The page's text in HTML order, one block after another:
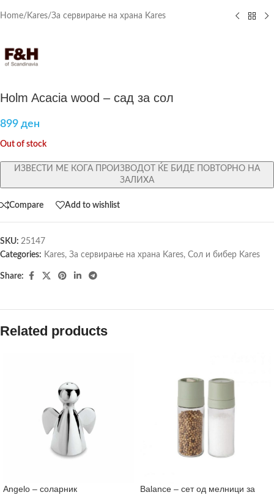
Home/ Kares/За сервирање на храна Kares
Holm Acacia wood – сад за сол
899 ден
Out of stock
ИЗВЕСТИ МЕ КОГА ПРОИЗВОДОТ ЌЕ БИДЕ ПОВТОРНО НА
ЗАЛИХА
Compare Add to wishlist
SKU: 25147
Categories: Kares, За сервирање на храна Kares, Сол и бибер Kares
Share:
Related products
Angelo – соларник
Balance – сет од мелници за